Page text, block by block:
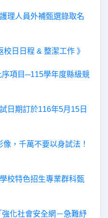
理人員外補甄選錄取名
校日日程 & 整潔工作 》
項目─115學年度縣級競
日期訂於116年5月15日
，千萬不要以身試法！
校特色招生專業群科甄
化社會安全網－急難紓